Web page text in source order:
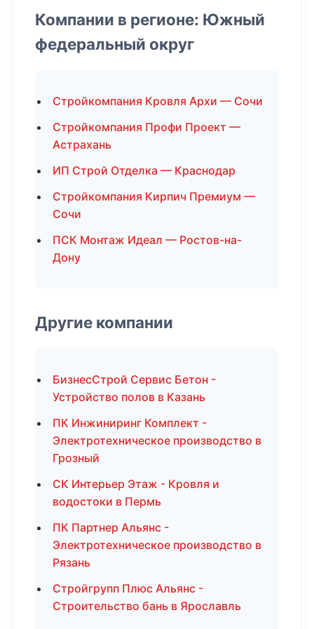
Компании в регионе: Южный
федеральный округ
Стройкомпания Кровля Архи — Сочи
Стройкомпания Профи Проект —
Астрахань
ИП Строй Отделка — Краснодар
Стройкомпания Кирпич Премиум —
Сочи
ПСК Монтаж Идеал — Ростов-на-
Дону
Другие компании
БизнесСтрой Сервис Бетон -
Устройство полов в Казань
ПК Инжиниринг Комплект -
Электротехническое производство в
Грозный
СК Интерьер Этаж - Кровля и
водостоки в Пермь
ПК Партнер Альянс -
Электротехническое производство в
Рязань
Стройгрупп Плюс Альянс -
Строительство бань в Ярославль